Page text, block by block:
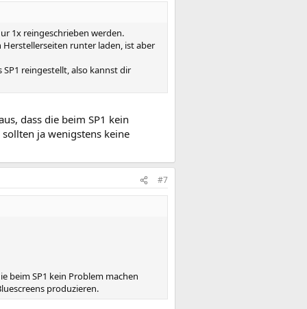
1x reingeschrieben werden.
runter laden, ist aber
reingestellt, also kannst dir
dass die beim SP1 kein
ja wenigstens keine
#7
beim SP1 kein Problem machen
produzieren.